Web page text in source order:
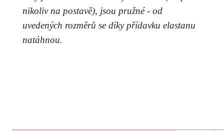
nikoliv na postavě), jsou pružné - od
uvedených rozměrů se díky přídavku elastanu
natáhnou.